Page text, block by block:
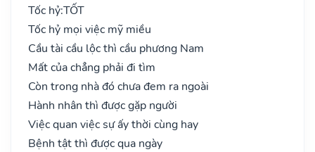
Tốc hỷ:TỐT
Tốc hỷ mọi việc mỹ miều
Cầu tài cầu lộc thì cầu phương Nam
Mất của chẳng phải đi tìm
Còn trong nhà đó chưa đem ra ngoài
Hành nhân thì được gặp người
Việc quan việc sự ấy thời cùng hay
Bệnh tật thì được qua ngày